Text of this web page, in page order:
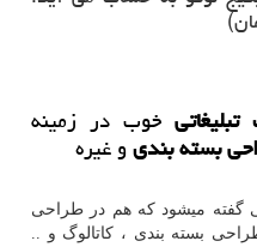
خوب در زمینه
بسته بندیو غیره
گفته میشود که هم در طراحی
بسته بندی ، کاتالوگ و ..